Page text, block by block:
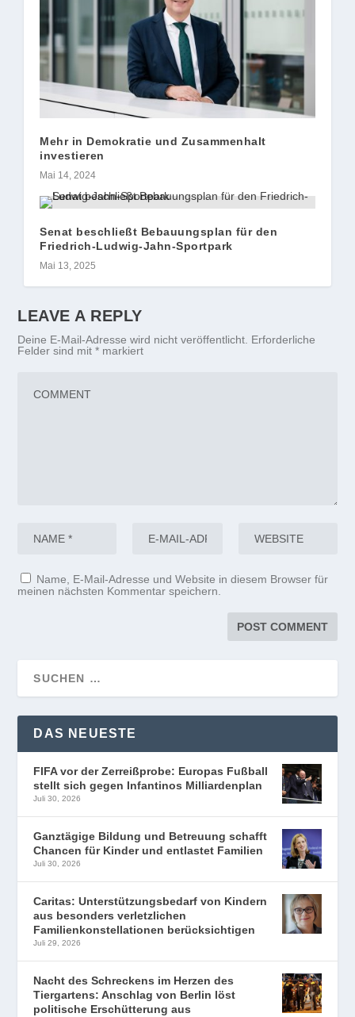
Mehr in Demokratie und Zusammenhalt
investieren
Mai 14, 2024
Senat beschließt Bebauungsplan für den
Friedrich-Ludwig-Jahn-Sportpark
Mai 13, 2025
LEAVE A REPLY
Deine E-Mail-Adresse wird nicht veröffentlicht. Erforderliche
Felder sind mit* markiert
Name, E-Mail-Adresse und Website in diesem Browser für
meinen nächsten Kommentar speichern.
DAS NEUESTE
FIFA vor der Zerreißprobe: Europas Fußball
stellt sich gegen Infantinos Milliardenplan
Juli 30, 2026
Ganztägige Bildung und Betreuung schafft
Chancen für Kinder und entlastet Familien
Juli 30, 2026
Caritas: Unterstützungsbedarf von Kindern
aus besonders verletzlichen
Familienkonstellationen berücksichtigen
Juli 29, 2026
Nacht des Schreckens im Herzen des
Tiergartens: Anschlag von Berlin löst
politische Erschütterung aus